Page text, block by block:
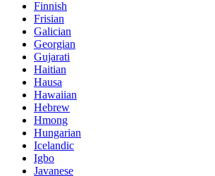
Finnish
Frisian
Galician
Georgian
Gujarati
Haitian
Hausa
Hawaiian
Hebrew
Hmong
Hungarian
Icelandic
Igbo
Javanese